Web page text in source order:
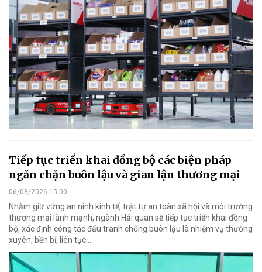
Tiếp tục triển khai đồng bộ các biện pháp
ngăn chặn buôn lậu và gian lận thương mại
06/08/2026 15:00
Nhằm giữ vững an ninh kinh tế, trật tự an toàn xã hội và môi trường
thương mại lành mạnh, ngành Hải quan sẽ tiếp tục triển khai đồng
bộ, xác định công tác đấu tranh chống buôn lậu là nhiệm vụ thường
xuyên, bền bỉ, liên tục…